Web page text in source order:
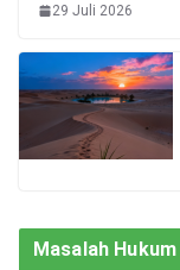
29 Juli 2026
Masalah Hukum